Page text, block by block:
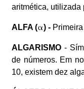
aritmética, utilizada
ALFA ( ) -
ALGARISMO -
de números. Em
10, existem dez